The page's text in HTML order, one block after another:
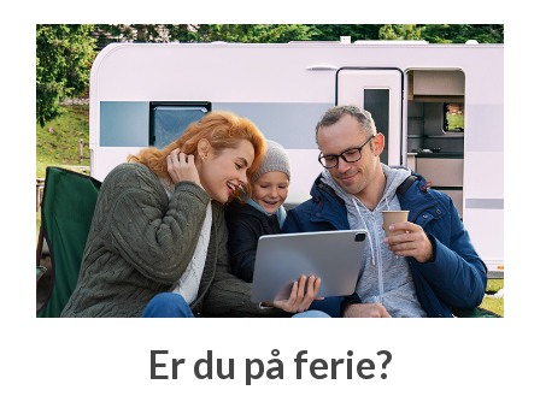
Er du på ferie?